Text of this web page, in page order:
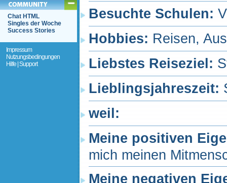
Chat HTML
Singles der Woche
Success Stories
Impressum
Nutzungsbedingungen
Hilfe | Support
Besuchte Schulen:
Hobbies: Reisen,
Liebstes Reiseziel:
Lieblingsjahreszeit:
weil:
Meine positiven
mich meinen
Meine negativen